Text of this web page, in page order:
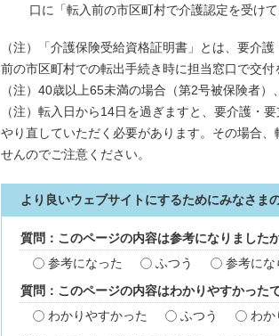
口に「転入前の市区町村で介護認定を受け
（注）「介護保険受給資格証明書」とは、要介
前の市区町村での転出手続き時に担当窓口で交付
（注）40歳以上65未満の場合（第2号被保険者
（注）転入日から14日を過ぎますと、要介護・
やり直していただく必要があります。その場合
せんのでご注意ください。
より良いウェブサイトにするためにみなさま
質問：このページの内容は参考になりました
参考になった
ふつう 参考にな
質問：このページの内容はわかりやすかった
わかりやすかった
ふつう わか